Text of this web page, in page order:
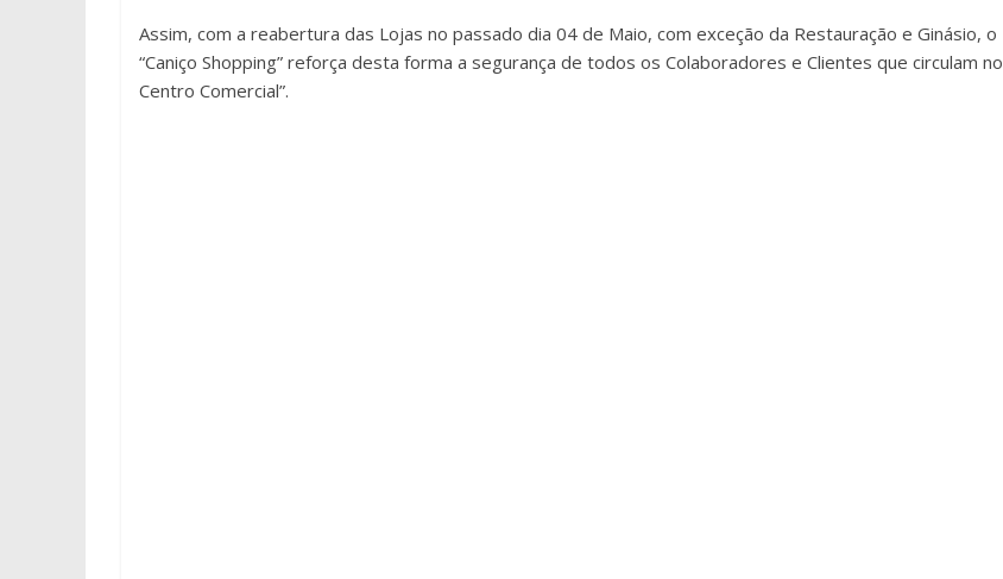
Assim, com a reabertura das Lojas no passado dia 04 de Maio, com exceção da Restauração e Ginásio, o
“Caniço Shopping” reforça desta forma a segurança de todos os Colaboradores e Clientes que circulam no
Centro Comercial”.